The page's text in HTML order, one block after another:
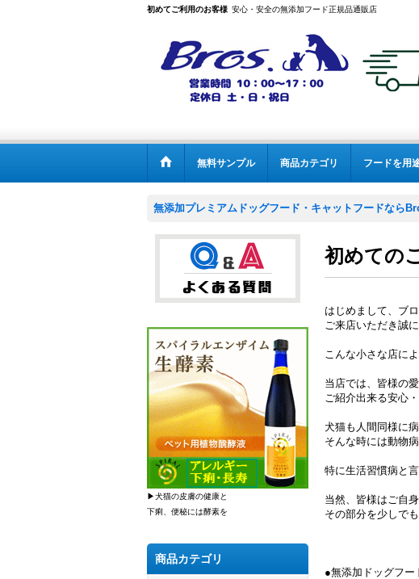
初めてご利用のお客様 安心・安全の無添加フード正規品通販店
無料サンプル 商品カテゴリ フードを用
無添加プレミアムドッグフード・キャットフードなら
▶犬猫の皮膚の健康と
下痢、便秘には酵素を
商品カテゴリ
初めての
はじめまして、ブ
ご来店いただき誠
こんな小さな店に
当店では、皆様の
ご紹介出来る安心
犬猫も人間同様に
そんな時には動物
特に生活習慣病と
当然、皆様はご自
その部分を少しで
●無添加ドッグフー